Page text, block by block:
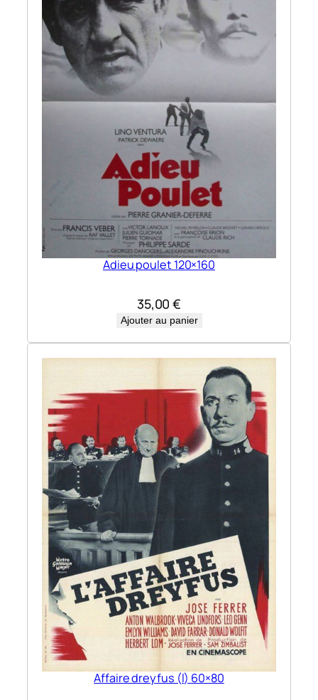
Adieu poulet 120×160
35,00€
Ajouter au panier
Affaire dreyfus (l) 60×80